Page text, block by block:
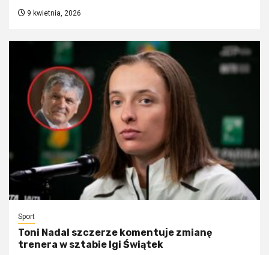
9 kwietnia, 2026
Sport
Toni Nadal szczerze komentuje zmianę
trenera w sztabie Igi Świątek